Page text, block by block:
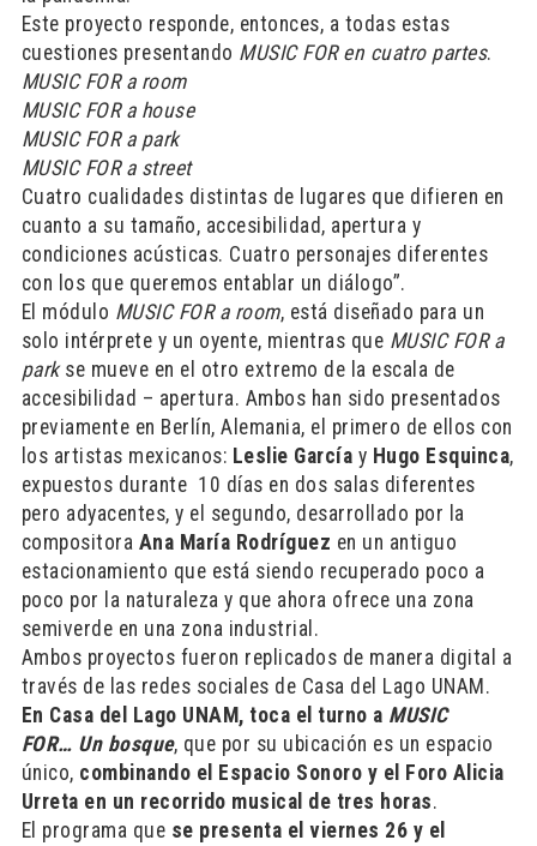
Este proyecto responde, entonces, a todas estas
cuestiones presentando MUSIC FOR en cuatro partes.
MUSIC FOR a room
MUSIC FOR a house
MUSIC FOR a park
MUSIC FOR a street
Cuatro cualidades distintas de lugares que difieren en
cuanto a su tamaño, accesibilidad, apertura y
condiciones acústicas. Cuatro personajes diferentes
con los que queremos entablar un diálogo”.
El módulo MUSIC FOR a room, está diseñado para un
solo intérprete y un oyente, mientras que MUSIC FOR a
parkse mueve en el otro extremo de la escala de
accesibilidad – apertura. Ambos han sido presentados
previamente en Berlín, Alemania, el primero de ellos con
los artistas mexicanos: Leslie García y Hugo Esquinca,
expuestos durante 10 días en dos salas diferentes
pero adyacentes, y el segundo, desarrollado por la
compositora Ana María Rodríguez en un antiguo
estacionamiento que está siendo recuperado poco a
poco por la naturaleza y que ahora ofrece una zona
semiverde en una zona industrial.
Ambos proyectos fueron replicados de manera digital a
través de las redes sociales de Casa del Lago UNAM.
En Casa del Lago UNAM, toca el turno a MUSIC
FOR… Un bosque, que por su ubicación es un espacio
único, combinando el Espacio Sonoro y el Foro Alicia
Urreta en un recorrido musical de tres horas.
El programa que se presenta el viernes 26 y el